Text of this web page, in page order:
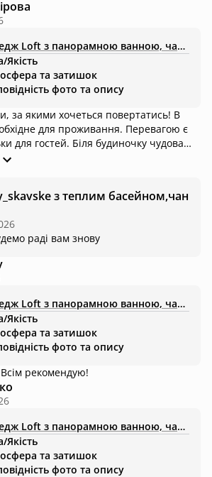
Loft з панорамною ванною, чаном-джакузі
Якість
та затишок
фото та опису
за якими хочеться повертатись! В
для проживання. Перевагою є
для гостей. Біля будиночку чудова
і мангал, який підходить як для
Дякуєм за чудовийз теплим басейном,чан
раді вам знову
Loft з панорамною ванною, чаном-джакузі
Якість
та затишок
фото та опису
рекомендую!
Loft з панорамною ванною, чаном-джакузі
Якість
та затишок
фото та опису